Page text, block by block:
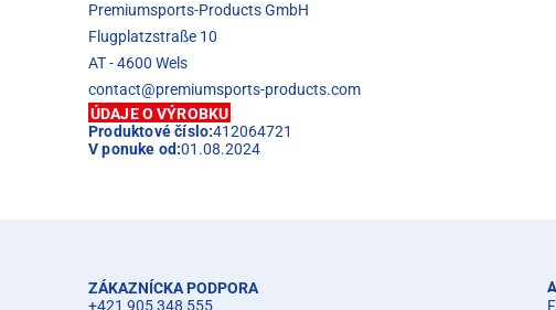
Premiumsports-Products GmbH
Flugplatzstraße 10
AT - 4600 Wels
contact@premiumsports-products.com
ÚDAJE O VÝROBKU
Produktové číslo:412064721
V ponuke od:01.08.2024
ZÁKAZNÍCKA PODPORA
+421 905 348 555